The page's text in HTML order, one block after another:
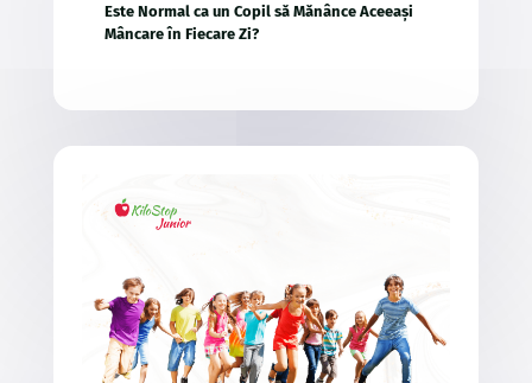
Este Normal ca un Copil să Mănânce Aceeași
Mâncare în Fiecare Zi?